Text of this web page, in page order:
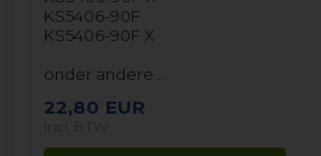
KS5406-90F
KS5406-90F X
onder andere…
22,80 EUR